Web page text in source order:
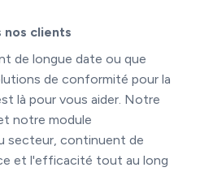
nos clients
de longue date ou que
de conformité pour la
là pour vous aider. Notre
notre module
secteur, continuent de
et l'efficacité tout au long